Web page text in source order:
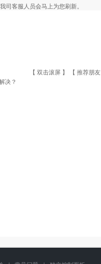
客服人员会马上为您刷新。
【 双击滚屏 】 【 推荐朋友
决？